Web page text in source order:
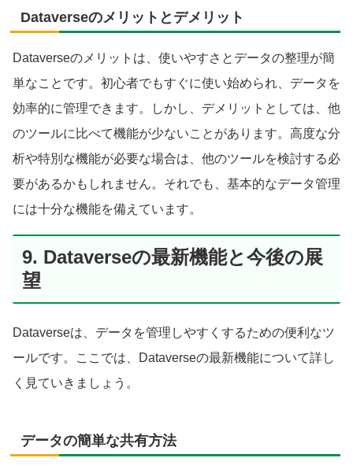
Dataverseのメリットとデメリット
Dataverseのメリットは、使いやすさとデータの整理が簡
単なことです。初心者でもすぐに使い始められ、データを
効率的に管理できます。しかし、デメリットとしては、他
のツールに比べて機能が少ないことがあります。高度な分
析や特別な機能が必要な場合は、他のツールを検討する必
要があるかもしれません。それでも、基本的なデータ管理
には十分な機能を備えています。
9. Dataverseの最新機能と今後の展
望
Dataverseは、データを管理しやすくするための便利なツ
ールです。ここでは、Dataverseの最新機能について詳し
く見ていきましょう。
データの簡単な共有方法